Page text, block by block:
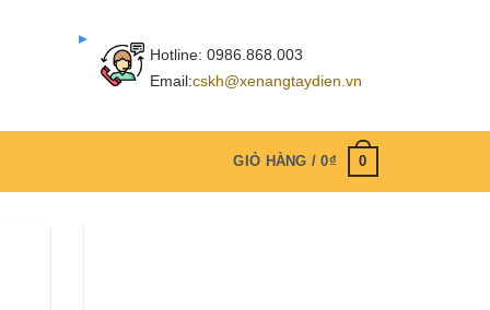
Hotline: 0986.868.003
Email:cskh@xenangtaydien.vn
GIỎ HÀNG /0₫ 0